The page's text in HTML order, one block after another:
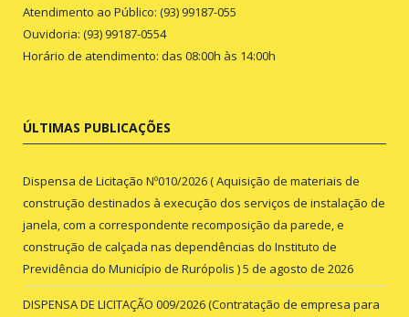
Atendimento ao Público: (93) 99187-055
Ouvidoria: (93) 99187-0554
Horário de atendimento: das 08:00h às 14:00h
ÚLTIMAS PUBLICAÇÕES
Dispensa de Licitação Nº010/2026 ( Aquisição de materiais de
construção destinados à execução dos serviços de instalação de
janela, com a correspondente recomposição da parede, e
construção de calçada nas dependências do Instituto de
Previdência do Município de Rurópolis )5 de agosto de 2026
DISPENSA DE LICITAÇÃO 009/2026 (Contratação de empresa para